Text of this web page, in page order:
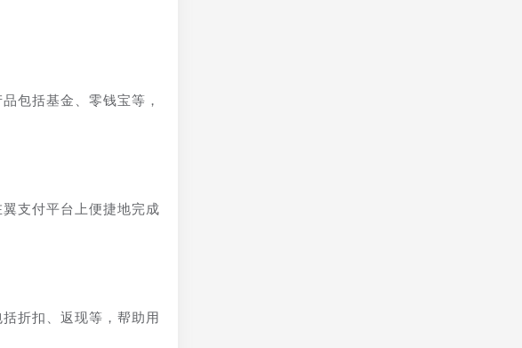
包括基金、零钱宝等，
支付平台上便捷地完成
折扣、返现等，帮助用